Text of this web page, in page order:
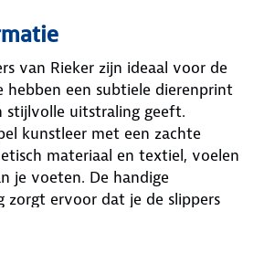
van Rieker zijn ideaal voor de
hebben een subtiele dierenprint
stijlvolle uitstraling geeft.
kunstleer met een zachte
materiaal en textiel, voelen
je voeten. De handige
zorgt ervoor dat je de slippers
demping tijdens het lopen.